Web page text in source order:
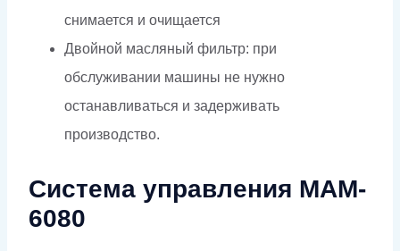
снимается и очищается
Двойной масляный фильтр: при
обслуживании машины не нужно
останавливаться и задерживать
производство.
Система управления MAM-
6080